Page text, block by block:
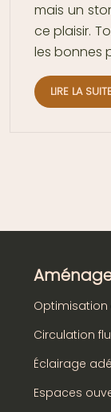
mais un
ce plaisir.
les bonnes
LIRE LA
Optimisation
Circulation
Éclairage
Espaces